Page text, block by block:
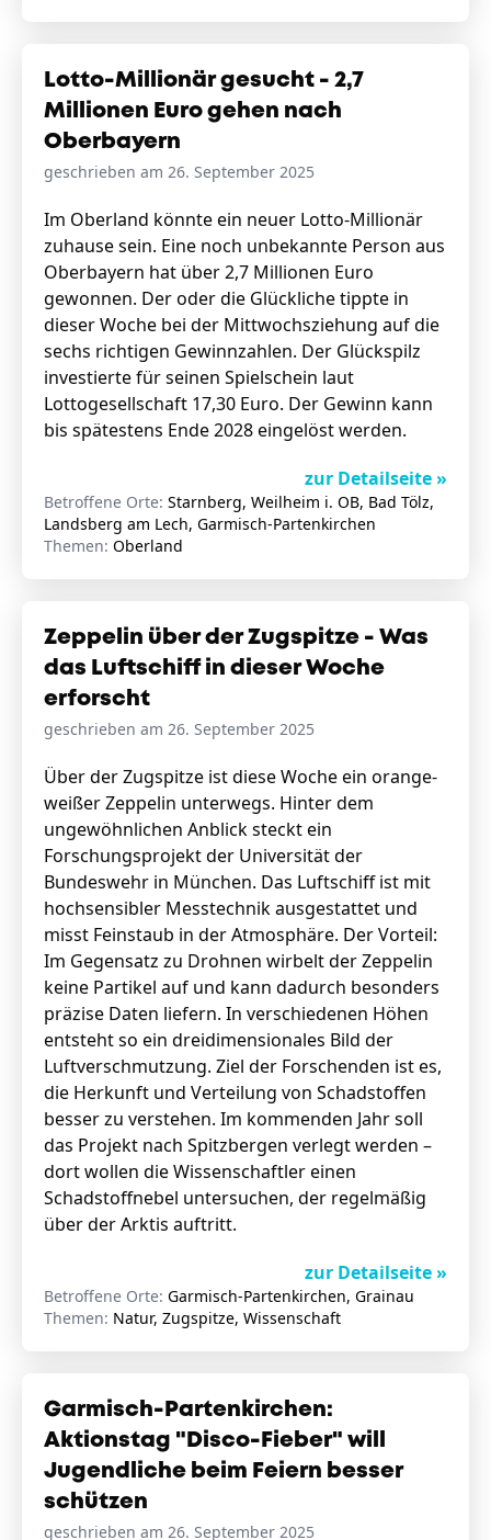
Lotto-Millionär gesucht - 2,7
Millionen Euro gehen nach
Oberbayern
geschrieben am 26. September 2025
Im Oberland könnte ein neuer Lotto-Millionär
zuhause sein. Eine noch unbekannte Person aus
Oberbayern hat über 2,7 Millionen Euro
gewonnen. Der oder die Glückliche tippte in
dieser Woche bei der Mittwochsziehung auf die
sechs richtigen Gewinnzahlen. Der Glückspilz
investierte für seinen Spielschein laut
Lottogesellschaft 17,30 Euro. Der Gewinn kann
bis spätestens Ende 2028 eingelöst werden.
zur Detailseite »
Betroffene Orte: Starnberg, Weilheim i. OB, Bad Tölz,
Landsberg am Lech, Garmisch-Partenkirchen
Themen: Oberland
Zeppelin über der Zugspitze - Was
das Luftschiff in dieser Woche
erforscht
geschrieben am 26. September 2025
Über der Zugspitze ist diese Woche ein orange-
weißer Zeppelin unterwegs. Hinter dem
ungewöhnlichen Anblick steckt ein
Forschungsprojekt der Universität der
Bundeswehr in München. Das Luftschiff ist mit
hochsensibler Messtechnik ausgestattet und
misst Feinstaub in der Atmosphäre. Der Vorteil:
Im Gegensatz zu Drohnen wirbelt der Zeppelin
keine Partikel auf und kann dadurch besonders
präzise Daten liefern. In verschiedenen Höhen
entsteht so ein dreidimensionales Bild der
Luftverschmutzung. Ziel der Forschenden ist es,
die Herkunft und Verteilung von Schadstoffen
besser zu verstehen. Im kommenden Jahr soll
das Projekt nach Spitzbergen verlegt werden –
dort wollen die Wissenschaftler einen
Schadstoffnebel untersuchen, der regelmäßig
über der Arktis auftritt.
zur Detailseite »
Betroffene Orte: Garmisch-Partenkirchen, Grainau
Themen: Natur, Zugspitze, Wissenschaft
Garmisch-Partenkirchen:
Aktionstag "Disco-Fieber" will
Jugendliche beim Feiern besser
schützen
geschrieben am 26. September 2025